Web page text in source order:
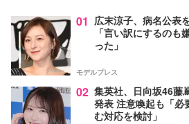
01 広末涼子、病名公表
「言い訳にするのも
った」
モデルプレス
02 集英社、日向坂46藤
発表 注意喚起も「必
む対応を検討」